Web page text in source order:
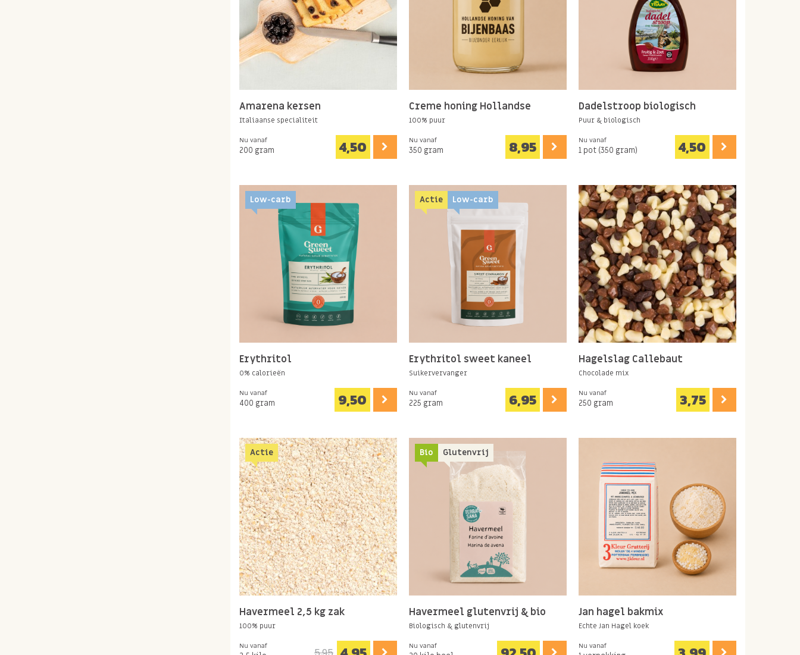
Amarena kersen
Italiaanse specialiteit
Nu vanaf
200 gram 4,50
Creme honing Hollandse
100% puur
Nu vanaf
350 gram 8,95
Dadelstroop biologisch
Puur & biologisch
Nu vanaf
1 pot (350 gram) 4,50
Low-carb
Erythritol
0% calorieën
Nu vanaf
400 gram 9,50
Actie Low-carb
Erythritol sweet kaneel
Suikervervanger
Nu vanaf
225 gram 6,95
Hagelslag Callebaut
Chocolade mix
Nu vanaf
250 gram 3,75
Actie
Havermeel 2,5 kg zak
100% puur
Nu vanaf
Bio Glutenvrij
Havermeel glutenvrij & bio
Biologisch & glutenvrij
Nu vanaf
Jan hagel bakmix
Echte Jan Hagel koek
Nu vanaf